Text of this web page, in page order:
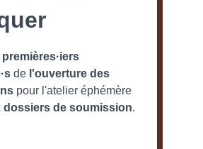
premières·iers
de l'ouverture des
pour l'atelier éphémère
de soumission.